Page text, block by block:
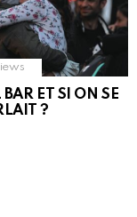
ET SI ON SE
?